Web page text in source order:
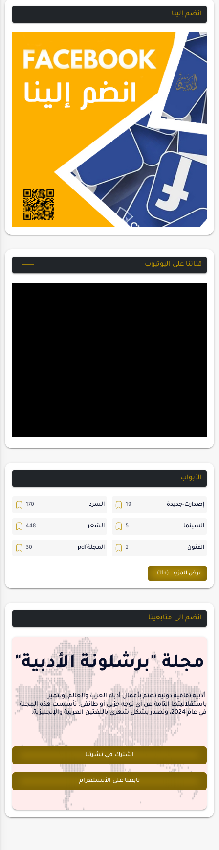
انضم إلينا
قناتنا على اليوتيوب
الأبواب
إصدارت-جديدة السرد
السينما الشعر
الفنون المجلةpdf
المسرح
حسن_يارتي حوارات
هايكو
interview
انضم الى متابعينا
مجلة "برشلونة الأدبية"
أدبية ثقافية دولية تهتم بأعمال أدباء العرب والعالم، وتتميز
باستقلاليتها التامة عن أي توجه حزبي أو طائفي. تأسست هذه المجلة
في عام 2024، وتصدر بشكل شهري باللغتين العربية والإنجليزية.
اشترك في نشرتنا
تابعنا على الأنستغرام